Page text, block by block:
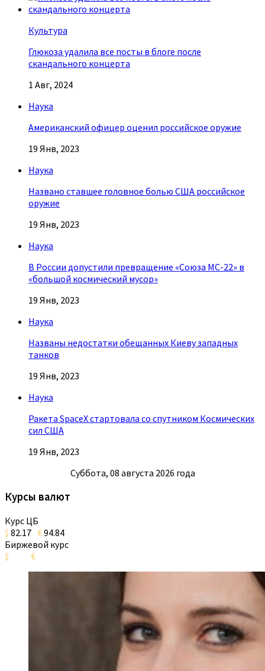
Культура
Глюкоза удалила все посты в блоге после
скандального концерта
1 Авг, 2024
Наука
Американский офицер оценил российское оружие
19 Янв, 2023
Наука
Названо ставшее головное болью США российское
оружие
19 Янв, 2023
Наука
В России допустили превращение «Союза МС-22» в
«большой космический мусор»
19 Янв, 2023
Наука
Названы недостатки обещанных Киеву западных
танков
19 Янв, 2023
Наука
Ракета SpaceX стартовала со спутником Космических
сил США
19 Янв, 2023
Суббота, 08 августа 2026 года
Курсы валют
Курс ЦБ
$ 82.17 €94.84
Биржевой курс
$
€